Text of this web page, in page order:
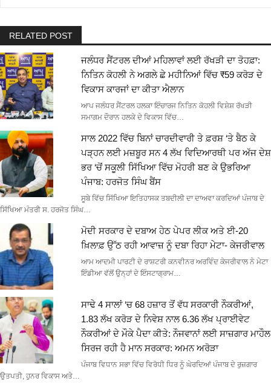
RELATED POST
ਜਲੰਧਰ ਸੈਂਟਰਲ ਦੀਆਂ ਮਹਿਲਾਵਾਂ ਲਈ ਰੱਖੜੀ ਦਾ ਤੋਹਫ਼ਾ:
ਨਿਤਿਨ ਕੋਹਲੀ ਨੇ ਅਗਲੇ ਛੇ ਮਹੀਨਿਆਂ ਵਿੱਚ ₹59 ਕਰੋੜ ਦੇ
ਵਿਕਾਸ ਕਾਰਜਾਂ ਦਾ ਕੀਤਾ ਐਲਾਨ
ਆਪ ਜਲੰਧਰ ਸੈਂਟਰਲ ਹਲਕਾ ਇੰਚਾਰਜ ਨਿਤਿਨ ਕੋਹਲੀ ਵਿਸ਼ੇਸ਼ ਰੱਖੜੀ
ਸਮਾਗਮ ਦੌਰਾਨ ਹਲਕੇ ਦੇ ਵਿਕਾਸ ਵਿੱਚ…
ਸਾਲ 2022 ਵਿੱਚ ਬਿਨਾਂ ਚਾਰਦੀਵਾਰੀ ਤੇ ਫ਼ਰਸ਼ ‘ਤੇ ਬੈਠ ਕੇ
ਪੜ੍ਹਨ ਲਈ ਮਜ਼ਬੂਰ ਸਨ 4 ਲੱਖ ਵਿਦਿਆਰਥੀ ਪਰ ਅੱਜ ਦੇਸ਼
ਭਰ ‘ਚੋਂ ਸਕੂਲੀ ਸਿੱਖਿਆ ਵਿੱਚ ਮੋਹਰੀ ਬਣ ਕੇ ਉਭਰਿਆ
ਪੰਜਾਬ: ਹਰਜੋਤ ਸਿੰਘ ਬੈਂਸ
ਸੂਬੇ ਵਿੱਚ ਸਿੱਖਿਆ ਇਤਿਹਾਸਕ ਤਬਦੀਲੀ ਦਾ ਦਾਅਵਾ ਕਰਦਿਆਂ ਪੰਜਾਬ ਦੇ
ਸਿੱਖਿਆ ਮੰਤਰੀ ਸ. ਹਰਜੋਤ ਸਿੰਘ…
ਮੋਦੀ ਸਰਕਾਰ ਦੇ ਦਬਾਅ ਹੇਠ ਪੇਪਰ ਲੀਕ ਅਤੇ ਈ-20
ਖ਼ਿਲਾਫ਼ ਉੱਠ ਰਹੀ ਆਵਾਜ਼ ਨੂੰ ਦਬਾ ਰਿਹਾ ਮੇਟਾ- ਕੇਜਰੀਵਾਲ
ਆਮ ਆਦਮੀ ਪਾਰਟੀ ਦੇ ਰਾਸ਼ਟਰੀ ਕਨਵੀਨਰ ਅਰਵਿੰਦ ਕੇਜਰੀਵਾਲ ਨੇ ਮੇਟਾ
ਇੰਡੀਆ ਵੱਲੋਂ ਉਨ੍ਹਾਂ ਦੇ ਇੰਸਟਾਗ੍ਰਾਮ…
ਸਾਢੇ 4 ਸਾਲਾਂ ‘ਚ 68 ਹਜ਼ਾਰ ਤੋਂ ਵੱਧ ਸਰਕਾਰੀ ਨੌਕਰੀਆਂ,
1.83 ਲੱਖ ਕਰੋੜ ਦੇ ਨਿਵੇਸ਼ ਨਾਲ 6.36 ਲੱਖ ਪ੍ਰਾਈਵੇਟ
ਨੌਕਰੀਆਂ ਦੇ ਮੌਕੇ ਪੈਦਾ ਕੀਤੇ: ਨੌਜਵਾਨਾਂ ਲਈ ਸਾਜ਼ਗਾਰ ਮਾਹੌਲ
ਸਿਰਜ ਰਹੀ ਹੈ ਮਾਨ ਸਰਕਾਰ: ਅਮਨ ਅਰੋੜਾ
ਪੰਜਾਬ ਵਿਧਾਨ ਸਭਾ ਵਿੱਚ ਵਿਰੋਧੀ ਧਿਰ ਨੂੰ ਘੇਰਦਿਆਂ ਪੰਜਾਬ ਦੇ ਰੁਜ਼ਗਾਰ
ਉਤਪਤੀ, ਹੁਨਰ ਵਿਕਾਸ ਅਤੇ…